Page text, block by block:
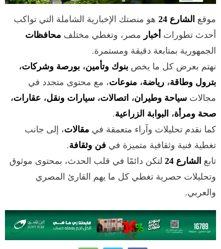
موقع الشارع 24
هو منصتك الإخبارية الشاملة التي تواكب
أحدث تطورات أخبار مصر، وتغطي مختلف محافظات
الجمهورية بمتابعة دقيقة ومستمرة.
نهتم بعرض كل ما يخص بنوك وتأمين، بورصة وشركات،
بترول وطاقة، رياضة، منوعات، مع محتوى متجدد في
مجالات سياحة وطيران، اتصالات، سيارات ونقل، عقارات،
صحة ومرأة، البوابة الزراعية.
كما نقدم تحليلات وآراء متعمقة في مقالات، إلى جانب
تغطية فنية وثقافية متميزة في فن وثقافة.
تابع الشارع 24
لتكن دائمًا في قلب الحدث، بمحتوى موثوق
وتحليلات حصرية تغطي كل ما يهم القارئ المصري
والعربي.